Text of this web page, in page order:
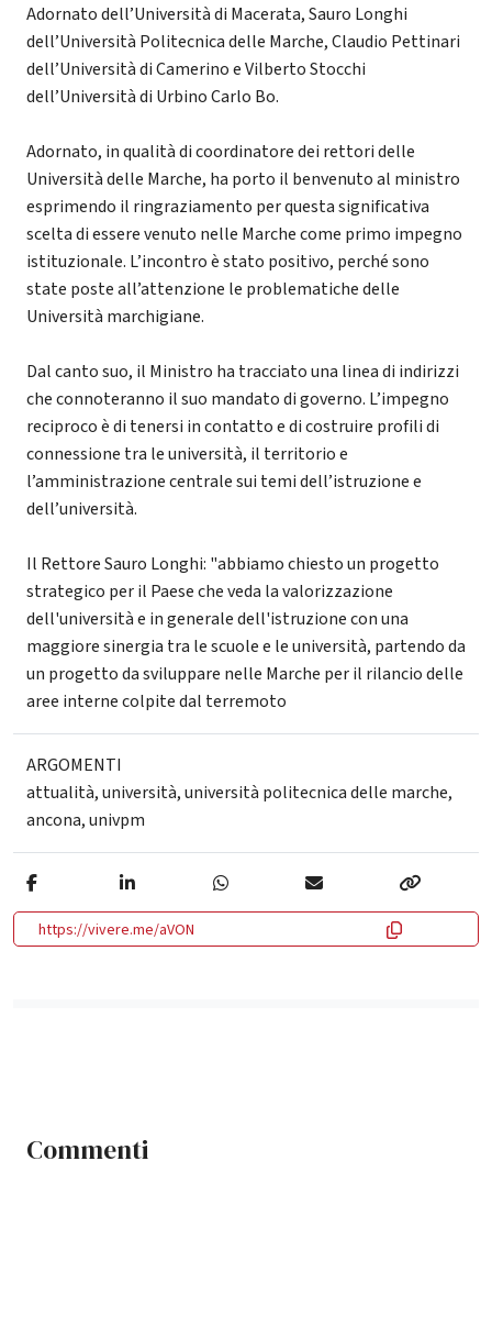
Adornato dell’Università di Macerata, Sauro Longhi
dell’Università Politecnica delle Marche, Claudio Pettinari
dell’Università di Camerino e Vilberto Stocchi
dell’Università di Urbino Carlo Bo.
Adornato, in qualità di coordinatore dei rettori delle
Università delle Marche, ha porto il benvenuto al ministro
esprimendo il ringraziamento per questa significativa
scelta di essere venuto nelle Marche come primo impegno
istituzionale. L’incontro è stato positivo, perché sono
state poste all’attenzione le problematiche delle
Università marchigiane.
Dal canto suo, il Ministro ha tracciato una linea di indirizzi
che connoteranno il suo mandato di governo. L’impegno
reciproco è di tenersi in contatto e di costruire profili di
connessione tra le università, il territorio e
l’amministrazione centrale sui temi dell’istruzione e
dell’università.
Il Rettore Sauro Longhi: "abbiamo chiesto un progetto
strategico per il Paese che veda la valorizzazione
dell'università e in generale dell'istruzione con una
maggiore sinergia tra le scuole e le università, partendo da
un progetto da sviluppare nelle Marche per il rilancio delle
aree interne colpite dal terremoto
ARGOMENTI
attualità,università,università politecnica delle marche,
ancona,univpm
https://vivere.me/aVON
Commenti